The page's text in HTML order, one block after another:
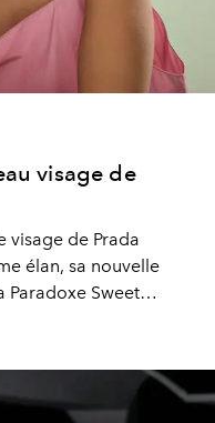
visage de
visage de Prada
élan, sa nouvelle
Paradoxe Sweet